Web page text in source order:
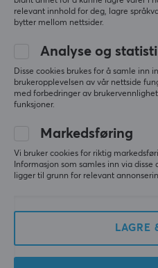
Fungerer utmerket...
Vis originalen
0 likes
Egil G
Verifisert kjøper
Lanberg DisplayPort til HDMI Adapter 8K
Mer fra vårt
relevant innhold for deg, lagre
bytter mellom nettsider.
Analyse og
Disse cookies brukes for å samle inn
brukeropplevelsen av vår nettside
med forbedringer av
funksjoner.
Markedsføring
Vi bruker cookies for riktig
Informasjon som samles inn via
ligger til grunn for relevant
LAGRE